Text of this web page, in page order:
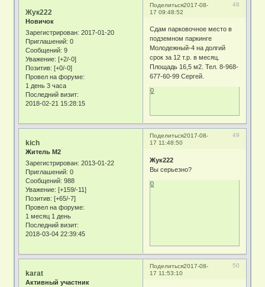
Поделиться 48
2017-08-
17 09:48:52
Жук222
Новичок
Зарегистрирован: 2017-01-20
Приглашений: 0
Сообщений: 9
Уважение: [+2/-0]
Позитив: [+0/-0]
Провел на форуме:
1 день 3 часа
Последний визит:
2018-02-21 15:28:15
Сдам парковочное место в
подземном паркинге
Молодежный-4 на долгий
срок за 12 т.р. в месяц.
Площадь 16,5 м2. Тел. 8-968-
677-60-99 Сергей.
0
Поделиться 49
2017-08-
17 11:48:50
kich
Житель М2
Зарегистрирован: 2013-01-22
Приглашений: 0
Сообщений: 988
Уважение: [+159/-11]
Позитив: [+65/-7]
Провел на форуме:
1 месяц 1 день
Последний визит:
2018-03-04 22:39:45
Жук222
Вы серьезно?
0
Поделиться 50
2017-08-
17 11:53:10
karat
Активный участник